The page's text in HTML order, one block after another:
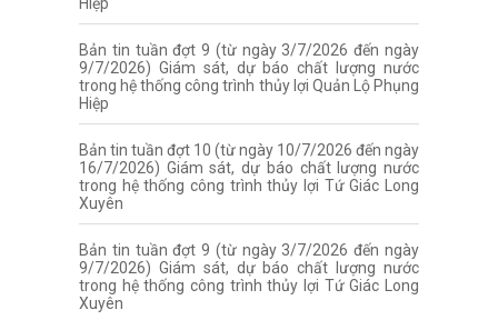
Hiệp
Bản tin tuần đợt 9 (từ ngày 3/7/2026 đến ngày
9/7/2026) Giám sát, dự báo chất lượng nước
trong hệ thống công trình thủy lợi Quản Lộ Phụng
Hiệp
Bản tin tuần đợt 10 (từ ngày 10/7/2026 đến ngày
16/7/2026) Giám sát, dự báo chất lượng nước
trong hệ thống công trình thủy lợi Tứ Giác Long
Xuyên
Bản tin tuần đợt 9 (từ ngày 3/7/2026 đến ngày
9/7/2026) Giám sát, dự báo chất lượng nước
trong hệ thống công trình thủy lợi Tứ Giác Long
Xuyên